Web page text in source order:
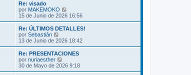
a
j
e
o
m
e
s
a
j
e
t
m
o
m
e
s
a
j
Re: visado
por MAKEMOKO
e
r
ú
t
m
o
m
e
15 de Junio de 2026 16:56
Re: ÚLTIMOS DETALLES!
por Sebastián
e
r
ú
l
t
13 de Junio de 2026 18:42
Re: PRESENTACIONES
por nuriaesther
e
r
30 de Mayo de 2026 9:18